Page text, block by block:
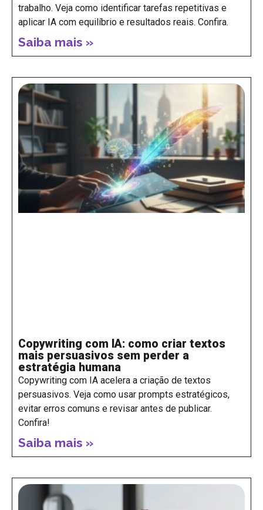
trabalho. Veja como identificar tarefas repetitivas e
aplicar IA com equilíbrio e resultados reais. Confira.
Saiba mais »
Copywriting com IA: como criar textos
mais persuasivos sem perder a
estratégia humana
Copywriting com IA acelera a criação de textos
persuasivos. Veja como usar prompts estratégicos,
evitar erros comuns e revisar antes de publicar.
Confira!
Saiba mais »